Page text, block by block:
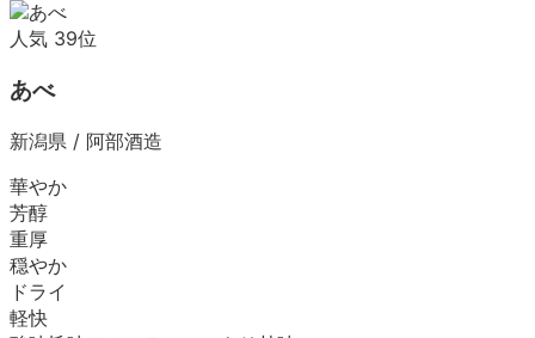
人気 39位
あべ
新潟県 / 阿部酒造
華やか
芳醇
重厚
穏やか
ドライ
軽快